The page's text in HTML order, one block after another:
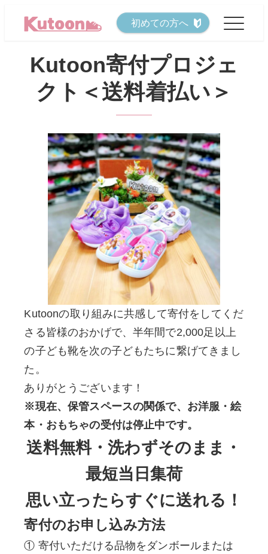
初めての方へ
Kutoon寄付プロジェ
クト＜送料着払い＞
Kutoonの取り組みに共感して寄付をしてくだ
さる皆様のおかげで、半年間で2,000足以上
の子ども靴を次の子どもたちに繋げてきまし
た。
ありがとうございます！
※現在、保管スペースの関係で、お洋服・絵
本・おもちゃの受付は停止中です。
送料無料・洗わずそのまま・
最短当日集荷
思い立ったらすぐに送れる！
寄付のお申し込み方法
① 寄付いただける品物をダンボールまたは